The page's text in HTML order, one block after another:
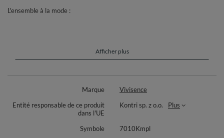
L'ensemble à la mode :
il ne provoque pas les cheveux electrique chaude
sur le côté l'application florale
d'un tricot doux et agréable au toucher pour assurer le confort de portage
dans diverses conditions. Des compositions de matériaux soigneusement
à chaque tête. Une taille convient à la plupart des hommes.
Afficher plus
Marque
Vivisence
Entité responsable de ce produit
dans l'UE
Kontri sp. z o.o. Plus
Symbole
7010Kmpl